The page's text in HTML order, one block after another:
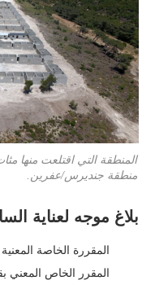
المنطقة التي اقتلعت منها
منطقة جنديرس/عفرين.
بلاغ موجه لعناية
المقررة الخاصة
المقرر الخاص المعني